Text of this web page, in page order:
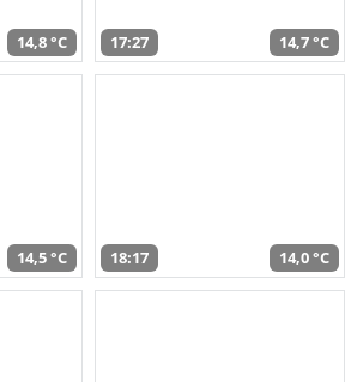
14,8 °C 17:27 14,7 °C
14,5 °C 18:17 14,0 °C